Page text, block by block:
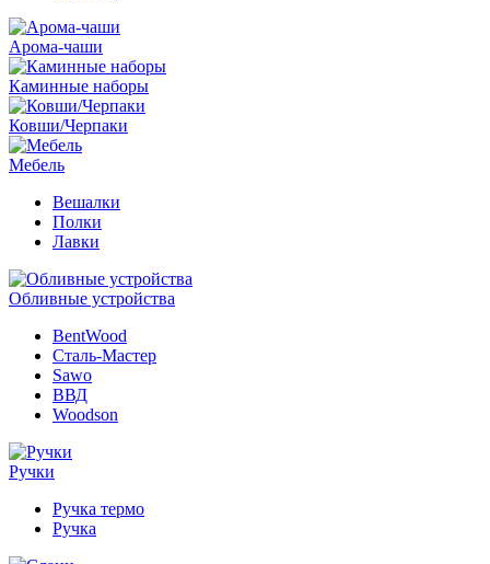
Арома-чаши
Каминные наборы
Ковши/Черпаки
Мебель
Вешалки
Полки
Лавки
Обливные устройства
BentWood
Сталь-Мастер
Sawo
ВВД
Woodson
Ручки
Ручка термо
Ручка